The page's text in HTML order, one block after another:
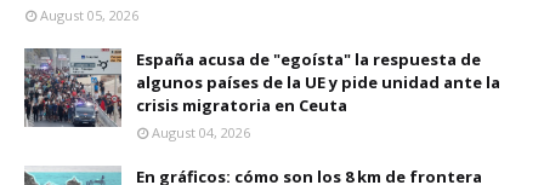
August 05, 2026
España acusa de "egoísta" la respuesta de
algunos países de la UE y pide unidad ante la
crisis migratoria en Ceuta
August 04, 2026
En gráficos: cómo son los 8 km de frontera